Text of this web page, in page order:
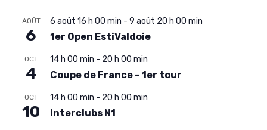
AOÛT
6
6 août 16 h 00 min - 9 août 20 h 00 min
1er Open EstiValdoie
OCT
4
14 h 00 min - 20 h 00 min
Coupe de France – 1er tour
OCT
10
14 h 00 min - 20 h 00 min
Interclubs N1